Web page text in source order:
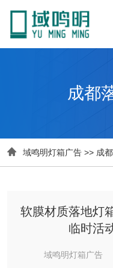
成都
 域鸣明灯箱广告 >> 成
软膜材质落地灯
临时活
域鸣明灯箱广告